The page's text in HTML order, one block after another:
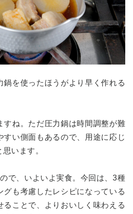
を使ったほうがより早く作れる
ね。ただ圧力鍋は時間調整が難
すい側面もあるので、用途に応じ
います。
で、いよいよ実食。今回は、3種
グも考慮したレシピになっている
ることで、よりおいしく味わえる